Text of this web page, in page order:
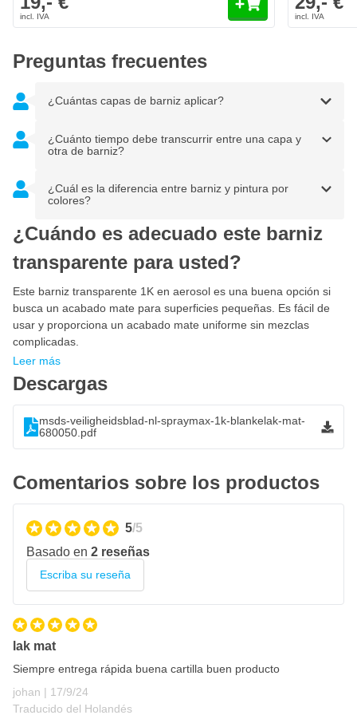
¿Busca un barniz mate de 2 componentes en aerosol?
¿Busca un barniz transparente resistente a los arañazos, a la
adicional?. Entonces recomendamos el barniz mate de 2
componentes SprayMax.
Preguntas frecuentes
¿Cuántas capas de barniz aplicar?
¿Cuánto tiempo debe transcurrir entre una capa y
otra de barniz?
¿Cuál es la diferencia entre barniz y pintura por
colores?
¿Cuándo es adecuado este barniz
transparente para usted?
Este barniz transparente 1K en aerosol es una buena opción si
busca un acabado mate para superficies pequeñas. Es fácil de
usar y proporciona un acabado mate uniforme sin mezclas
complicadas.
Leer más
Descargas
msds-veiligheidsblad-nl-spraymax-1k-blankelak-mat-
680050.pdf
Comentarios sobre los productos
5/5
Basado en 2 reseñas
Escriba su reseña
lak mat
Siempre entrega rápida buena cartilla buen producto
johan | 17 de septiembre de 2024
17/9/24
Traducido del Holandés